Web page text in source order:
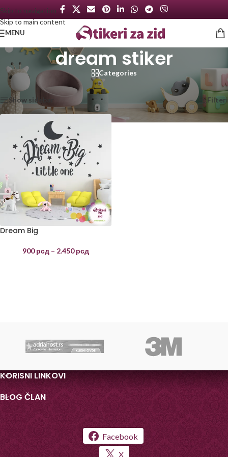
Skip to navigation
Skip to main content
MENU
dream stiker
Categories
Početna
Proizvod označen „dream stiker“ Prikazan jedan rezultat
Show sidebar Filteri
Dream Big
900рсд – 2.450рсд
KORISNI LINKOVI
BLOG ČLAN
Facebook
X